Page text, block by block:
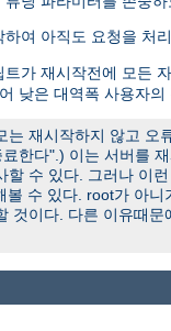
여 아직도 요청을 처
가 재시작전에 모든
낮은 대역폭 사용자
재시작하지 않고
한다".) 이는 서버를
할 수 있다. 그러나 이
볼 수 있다. root가 아
것이다. 다른 이유때